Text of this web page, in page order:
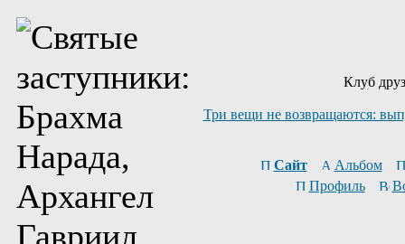
Клуб
Три вещи не возвращаются:
Сайт
Альбом
Профиль